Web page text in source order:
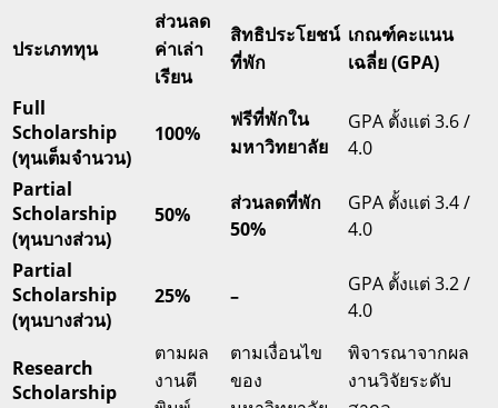
ประเภททุน
ส่วนลด
ค่าเล่า
เรียน
สิทธิประโยชน์
ที่พัก
เกณฑ์คะแนน
เฉลี่ย (GPA)
Full
Scholarship
(ทุนเต็มจำนวน)
100%
ฟรีที่พักใน
มหาวิทยาลัย
GPA ตั้งแต่ 3.6 /
4.0
Partial
Scholarship
(ทุนบางส่วน)
50%
ส่วนลดที่พัก
50%
GPA ตั้งแต่ 3.4 /
4.0
Partial
Scholarship
(ทุนบางส่วน)
25% –
GPA ตั้งแต่ 3.2 /
4.0
Research
Scholarship
ตามผล
งานตี
ตามเงื่อนไข
ของ
พิจารณาจากผล
งานวิจัยระดับ